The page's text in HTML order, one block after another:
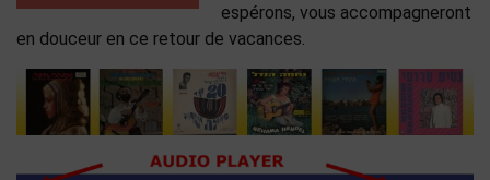
espérons, vous accompagneront
en douceur en ce retour de vacances.